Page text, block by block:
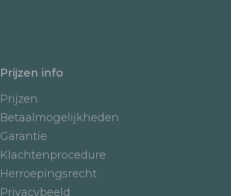
Prijzen info
Prijzen
Betaalmogelijkheden
Garantie
Klachtenprocedure
Herroepingsrecht
Privacybeeld